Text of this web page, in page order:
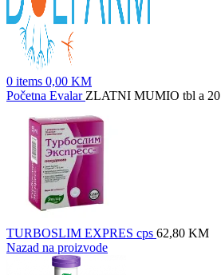
0 items 0,00 KM
Početna Evalar ZLATNI MUMIO tbl a 20
TURBOSLIM EXPRES cps 62,80 KM
Nazad na proizvode